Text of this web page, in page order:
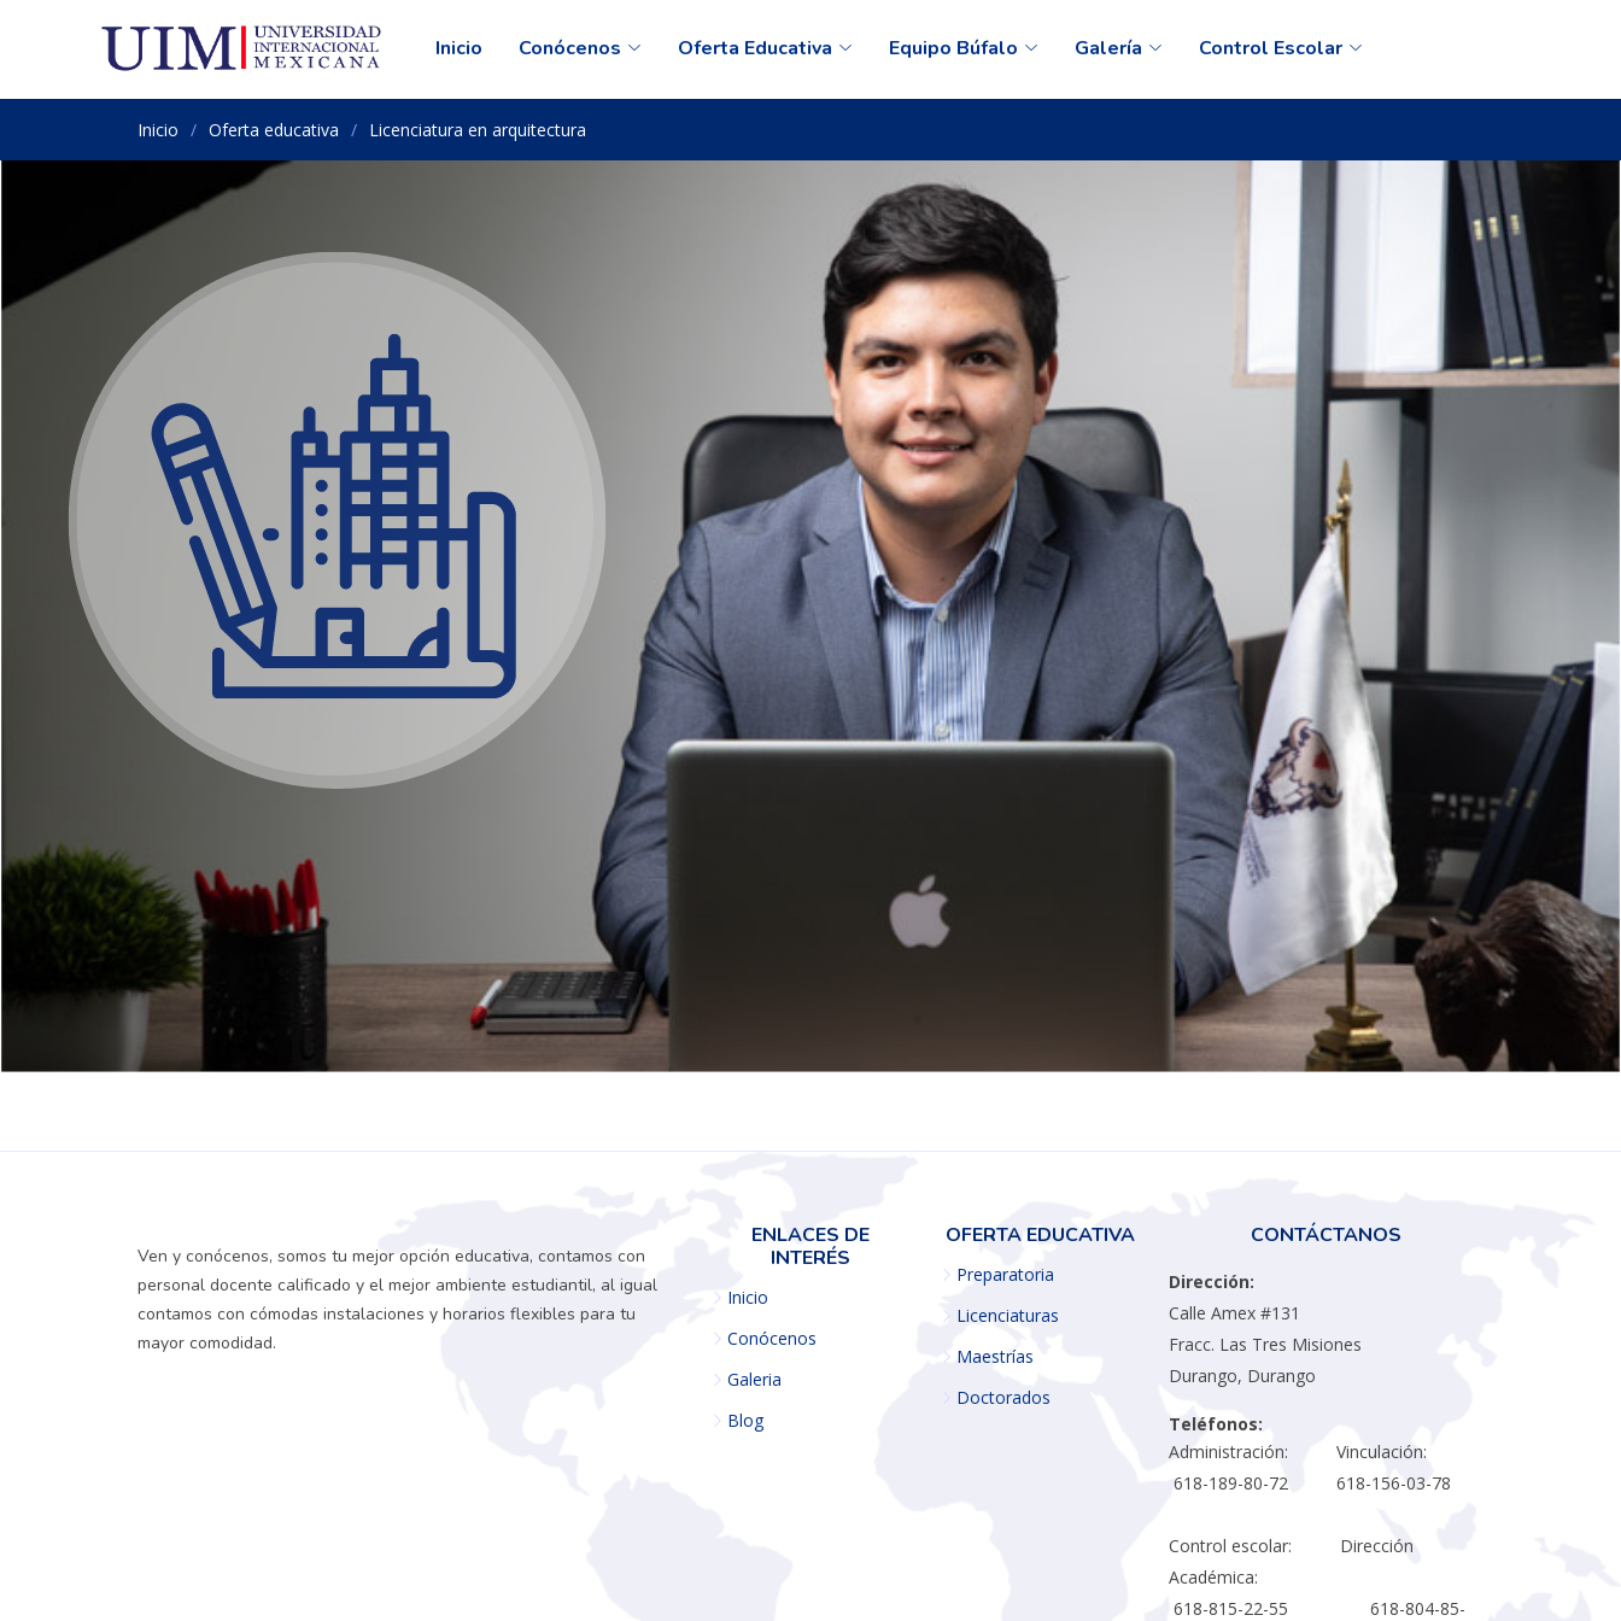
Inicio Conócenos Oferta Educativa Equipo Búfalo Galería Control Escolar
Inicio Oferta educativa Licenciatura en arquitectura
Ven y conócenos, somos tu mejor opción educativa, contamos con
personal docente calificado y el mejor ambiente estudiantil, al igual
contamos con cómodas instalaciones y horarios flexibles para tu
mayor comodidad.
ENLACES DE
INTERÉS
Inicio
Conócenos
Galeria
Blog
OFERTA EDUCATIVA
Preparatoria
Licenciaturas
Maestrías
Doctorados
CONTÁCTANOS
Dirección:
Calle Amex #131
Fracc. Las Tres Misiones
Durango, Durango
Teléfonos:
Administración: Vinculación:
618-189-80-72 618-156-03-78
Control escolar: Dirección
Académica:
618-815-22-55 618-804-85-